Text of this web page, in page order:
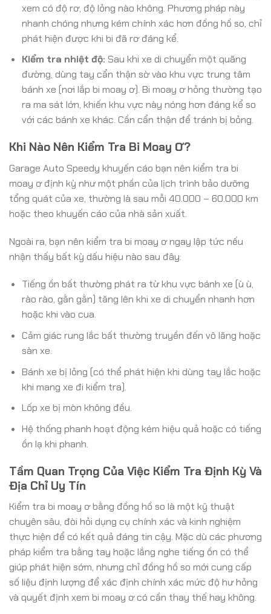
xem có độ rơ, độ lỏng nào không. Phương pháp này
nhanh chóng nhưng kém chính xác hơn đồng hồ so, chỉ
phát hiện được khi bi đã rơ đáng kể.
Kiểm tra nhiệt độ: Sau khi xe di chuyển một quãng
đường, dùng tay cẩn thận sờ vào khu vực trung tâm
bánh xe (nơi lắp bi moay ơ). Bi moay ơ hỏng thường tạo
ra ma sát lớn, khiến khu vực này nóng hơn đáng kể so
với các bánh xe khác. Cần cẩn thận để tránh bị bỏng.
Khi Nào Nên Kiểm Tra Bi Moay Ơ?
Garage Auto Speedy khuyến cáo bạn nên kiểm tra bi
moay ơ định kỳ như một phần của lịch trình bảo dưỡng
tổng quát của xe, thường là sau mỗi 40.000 – 60.000 km
hoặc theo khuyến cáo của nhà sản xuất.
Ngoài ra, bạn nên kiểm tra bi moay ơ ngay lập tức nếu
nhận thấy bất kỳ dấu hiệu nào sau đây:
Tiếng ồn bất thường phát ra từ khu vực bánh xe (ù ù,
rào rào, gằn gằn) tăng lên khi xe di chuyển nhanh hơn
hoặc khi vào cua.
Cảm giác rung lắc bất thường truyền đến vô lăng hoặc
sàn xe.
Bánh xe bị lỏng (có thể phát hiện khi dùng tay lắc hoặc
khi mang xe đi kiểm tra).
Lốp xe bị mòn không đều.
Hệ thống phanh hoạt động kém hiệu quả hoặc có tiếng
ồn lạ khi phanh.
Tầm Quan Trọng Của Việc Kiểm Tra Định Kỳ Và
Địa Chỉ Uy Tín
Kiểm tra bi moay ơ bằng đồng hồ so là một kỹ thuật
chuyên sâu, đòi hỏi dụng cụ chính xác và kinh nghiệm
thực hiện để có kết quả đáng tin cậy. Mặc dù các phương
pháp kiểm tra bằng tay hoặc lắng nghe tiếng ồn có thể
giúp phát hiện sớm, nhưng chỉ đồng hồ so mới cung cấp
số liệu định lượng để xác định chính xác mức độ hư hỏng
và quyết định xem bi moay ơ có cần thay thế hay không.